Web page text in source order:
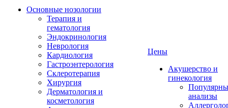
Основные нозологии
Терапия и
гематология
Эндокринология
Неврология
Кардиология
Гастроэнтерология
Склеротерапия
Хирургия
Дерматология и
косметология
Цены
Акушерство и
гинекология
анализы